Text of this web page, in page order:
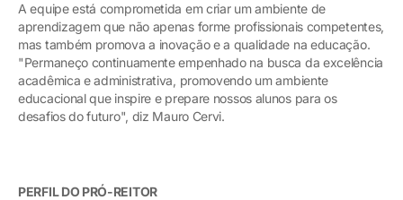
A equipe está comprometida em criar um ambiente de
aprendizagem que não apenas forme profissionais competentes,
mas também promova a inovação e a qualidade na educação.
"Permaneço continuamente empenhado na busca da excelência
acadêmica e administrativa, promovendo um ambiente
educacional que inspire e prepare nossos alunos para os
desafios do futuro", diz Mauro Cervi.
PERFIL DO PRÓ-REITOR